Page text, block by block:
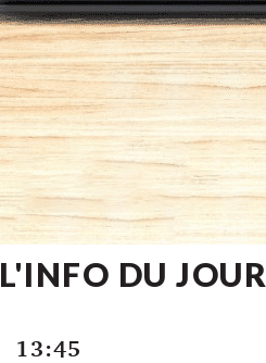
L'INFO DU JOUR
13:45